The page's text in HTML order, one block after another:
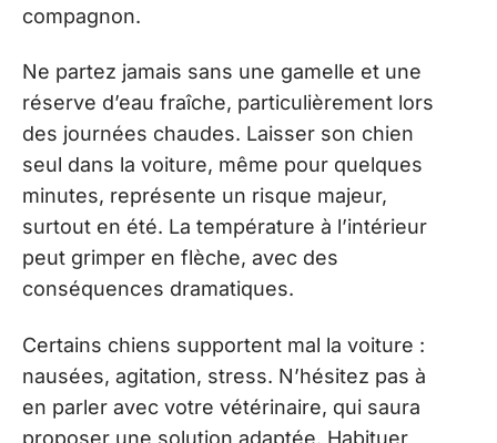
compagnon.
Ne partez jamais sans une gamelle et une
réserve d’eau fraîche, particulièrement lors
des journées chaudes. Laisser son chien
seul dans la voiture, même pour quelques
minutes, représente un risque majeur,
surtout en été. La température à l’intérieur
peut grimper en flèche, avec des
conséquences dramatiques.
Certains chiens supportent mal la voiture :
nausées, agitation, stress. N’hésitez pas à
en parler avec votre vétérinaire, qui saura
proposer une solution adaptée. Habituer